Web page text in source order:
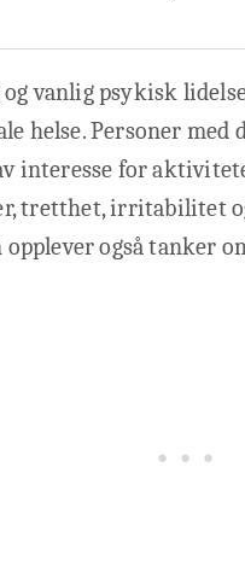
vanlig psykisk
helse. Personer med
interesse for
tretthet, irritabilitet
også tanker